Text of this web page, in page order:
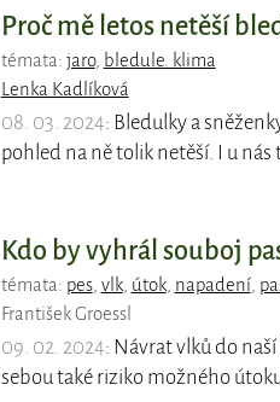
Proč mě letos netěší
témata: jaro, bledule. klima
Lenka Kadlíková
08. 03. 2024: Bledulky a
pohled na ně tolik netěší. I u nás
Kdo by vyhrál souboj
témata: pes, vlk, útok, napadení,
František Groessl
09. 02. 2024: Návrat vlků do
sebou také riziko možného